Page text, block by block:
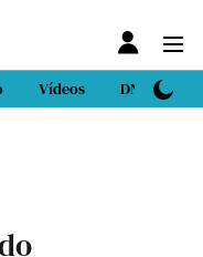
Vídeos DN Sport